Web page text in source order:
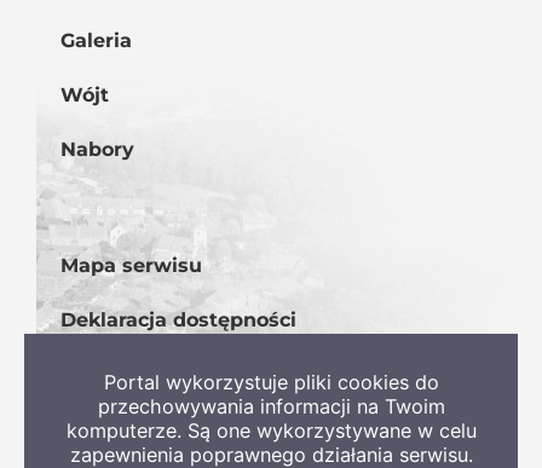
Galeria
Wójt
Nabory
Mapa serwisu
Deklaracja dostępności
Portal wykorzystuje pliki cookies do
przechowywania informacji na Twoim
komputerze. Są one wykorzystywane w celu
zapewnienia poprawnego działania serwisu.